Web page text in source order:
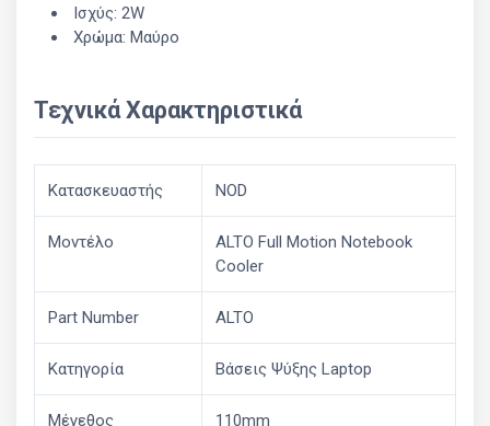
Ισχύς: 2W
Χρώμα: Μαύρο
Τεχνικά Χαρακτηριστικά
Κατασκευαστής NOD
Μοντέλο
ALTO Full Motion Notebook
Cooler
Part Number ALTO
Κατηγορία Βάσεις Ψύξης Laptop
Μέγεθος 110mm